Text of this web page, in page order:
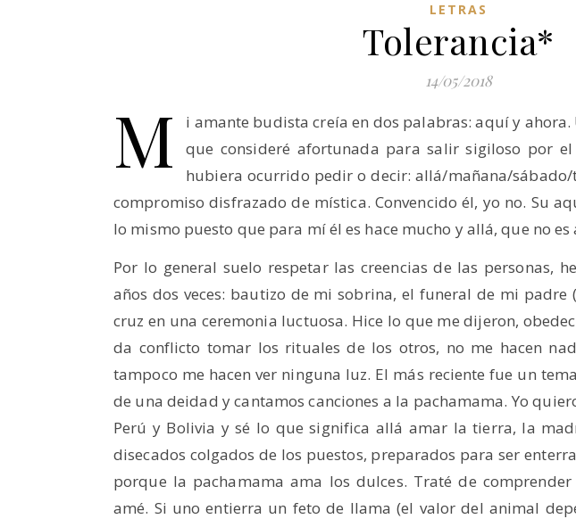
LETRAS
Tolerancia*
14/05/2018
M
i amante budista creía en dos palabras: aquí y
que consideré afortunada para salir sigiloso por
hubiera ocurrido pedir o decir: allá/mañana/
compromiso disfrazado de mística. Convencido él, yo no. Su
lo mismo puesto que para mí él es hace mucho y allá, que no
Por lo general suelo respetar las creencias de las personas,
años dos veces: bautizo de mi sobrina, el funeral de mi padre
cruz en una ceremonia luctuosa. Hice lo que me dijeron,
da conflicto tomar los rituales de los otros, no me hacen
tampoco me hacen ver ninguna luz. El más reciente fue un
de una deidad y cantamos canciones a la pachamama. Yo
Perú y Bolivia y sé lo que significa allá amar la tierra, la
disecados colgados de los puestos, preparados para ser
porque la pachamama ama los dulces. Traté de
amé. Si uno entierra un feto de llama (el valor del animal